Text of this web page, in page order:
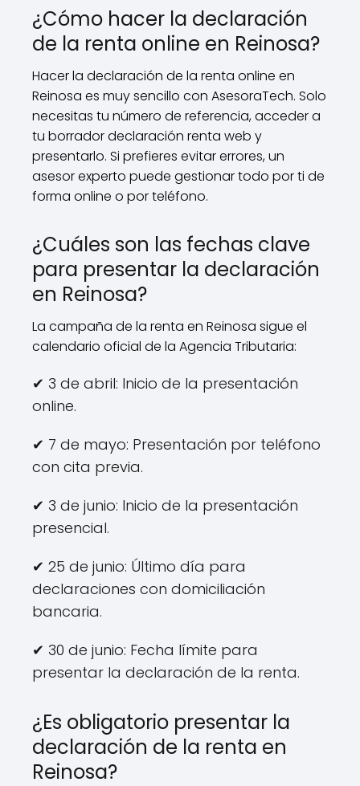
¿Cómo hacer la declaración
de la renta online en Reinosa?
Hacer la declaración de la renta online en
Reinosa es muy sencillo con AsesoraTech. Solo
necesitas tu número de referencia, acceder a
tu borrador declaración renta web y
presentarlo. Si prefieres evitar errores, un
asesor experto puede gestionar todo por ti de
forma online o por teléfono.
¿Cuáles son las fechas clave
para presentar la declaración
en Reinosa?
La campaña de la renta en Reinosa sigue el
calendario oficial de la Agencia Tributaria:
✔ 3 de abril: Inicio de la presentación
online.
✔ 7 de mayo: Presentación por teléfono
con cita previa.
✔ 3 de junio: Inicio de la presentación
presencial.
✔ 25 de junio: Último día para
declaraciones con domiciliación
bancaria.
✔ 30 de junio: Fecha límite para
presentar la declaración de la renta.
¿Es obligatorio presentar la
declaración de la renta en
Reinosa?